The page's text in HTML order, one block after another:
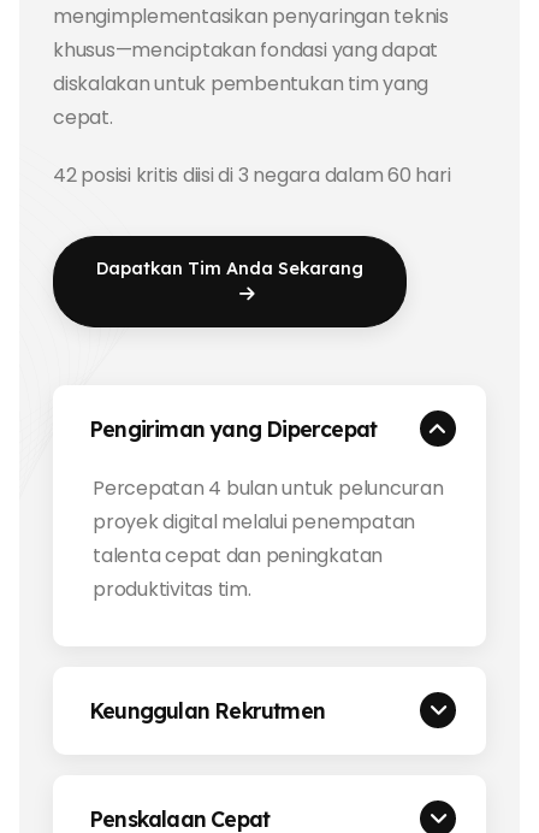
mengimplementasikan penyaringan teknis
khusus—menciptakan fondasi yang dapat
diskalakan untuk pembentukan tim yang
cepat.
42 posisi kritis diisi di 3 negara dalam 60 hari
Dapatkan Tim Anda Sekarang
Pengiriman yang Dipercepat
Percepatan 4 bulan untuk peluncuran
proyek digital melalui penempatan
talenta cepat dan peningkatan
produktivitas tim.
Keunggulan Rekrutmen
Penskalaan Cepat